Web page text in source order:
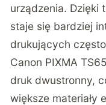
urządzenia. Dzięki
staje się bardziej
drukujących
Canon PIXMA
druk dwustronny,
większe materiały